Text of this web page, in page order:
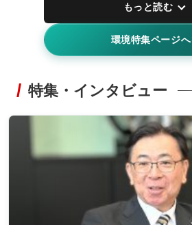
もっと読む
環境特集ページへ
特集・インタビュー